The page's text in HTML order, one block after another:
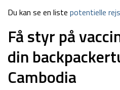
Du kan se en liste potentielle
Få styr på
din
Cambodia